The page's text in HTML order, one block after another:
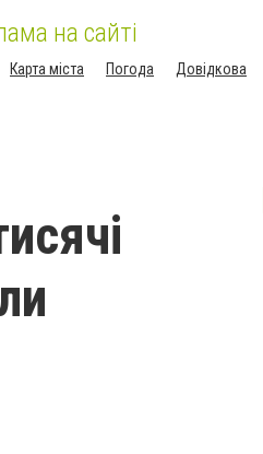
на сайті
Карта міста Погода
Довідкова